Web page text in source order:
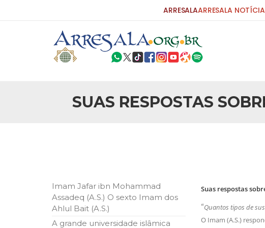
ARRESALAARRESALA
SUAS RESPOSTAS
25 DE SETEMBRO DE 2010
As Sementes da Miséria e do Terror
Por: Ahmad Dallal Tradução: Ahmad Ismail Ainda aturdido
morte e destruição que abalaram Nova York em 11 de
ter entrado numa guerra cultural e religiosa de magnitude.
Imam Jafar ibn Mohammad
Assadeq (A.S.) O sexto Imam dos
Ahlul Bait (A.S.)
A grande universidade islâmica
Suas respostas
“Quantos tipos de
O Imam (A.S.)